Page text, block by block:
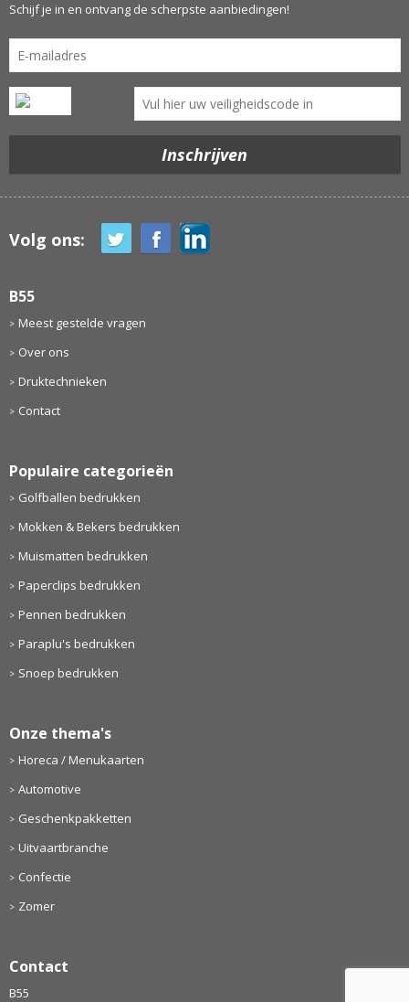
Schijf je in en ontvang de scherpste aanbiedingen!
Volg ons:
B55
Meest gestelde vragen
Over ons
Druktechnieken
Contact
Populaire categorieën
Golfballen bedrukken
Mokken & Bekers bedrukken
Muismatten bedrukken
Paperclips bedrukken
Pennen bedrukken
Paraplu's bedrukken
Snoep bedrukken
Onze thema's
Horeca / Menukaarten
Automotive
Geschenkpakketten
Uitvaartbranche
Confectie
Zomer
Contact
B55